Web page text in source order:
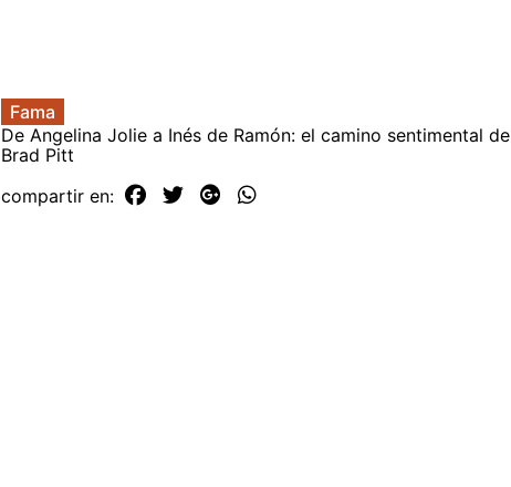
Fama
De Angelina Jolie a Inés de Ramón: el camino sentimental de
Brad Pitt
compartir en: